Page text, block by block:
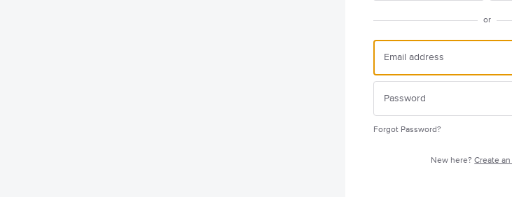
or
Forgot Password?
New here?Create